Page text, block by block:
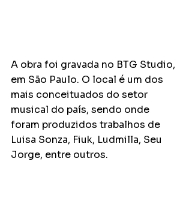
A obra foi gravada no BTG Studio,
em São Paulo. O local é um dos
mais conceituados do setor
musical do país, sendo onde
foram produzidos trabalhos de
Luisa Sonza, Fiuk, Ludmilla, Seu
Jorge, entre outros.